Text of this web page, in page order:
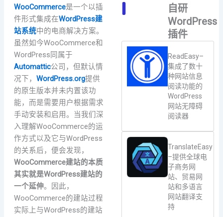
WooCommerce是一个以插
件形式集成在WordPress建
站系统中的电商解决方案。
虽然如今WooCommerce和
WordPress同属于
Automattic公司，但默认情
况下， WordPress.org提供
的原生版本并未内置该功
能，而是需要用户根据需求
手动安装和启用。当我们深
入理解WooCommerce的运
作方式以及它与WordPress
的关系后，便会发现，
WooCommerce建站的本质
其实就是WordPress建站的
一个延伸。因此，
WooCommerce的建站过程
实际上与WordPress的建站
自研
WordPress
插件
ReadEasy–
集成了数十
种网站信息
阅读功能的
WordPress
网站无障碍
阅读器
TranslateEasy
–提供全球电
子商务网
站、贸易网
站和多语言
网站翻译支
持